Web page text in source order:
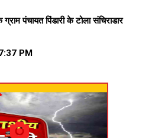
पंचायत पिंडारी के टोला संचिराडार
PM